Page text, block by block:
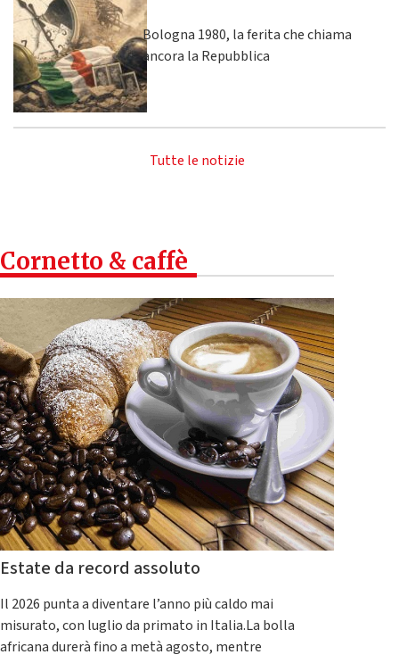
Bologna 1980, la ferita che chiama
ancora la Repubblica
Tutte le notizie
Cornetto & caffè
Estate da record assoluto
Il 2026 punta a diventare l’anno più caldo mai
misurato, con luglio da primato in Italia.La bolla
africana durerà fino a metà agosto, mentre